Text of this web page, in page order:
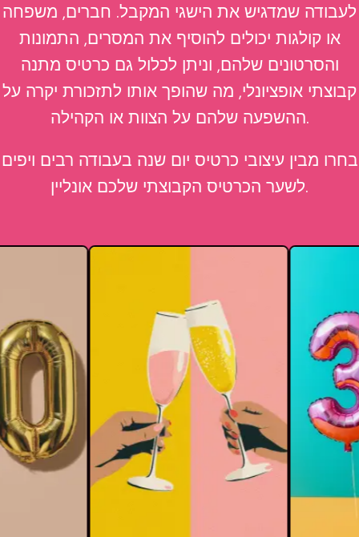
לעבודה שמדגיש את הישגי המקבל. חברים, משפחה
או קולגות יכולים להוסיף את המסרים, התמונות
והסרטונים שלהם, וניתן לכלול גם כרטיס מתנה
קבוצתי אופציונלי, מה שהופך אותו לתזכורת יקרה על
ההשפעה שלהם על הצוות או הקהילה.
בחרו מבין עיצובי כרטיס יום שנה בעבודה רבים ויפים
לשער הכרטיס הקבוצתי שלכם אונליין.